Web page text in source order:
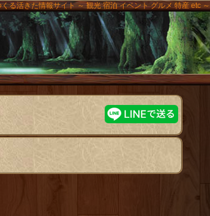
る活きた情報サイト ～ 観光 宿泊 イベント グルメ 特産 etc ～